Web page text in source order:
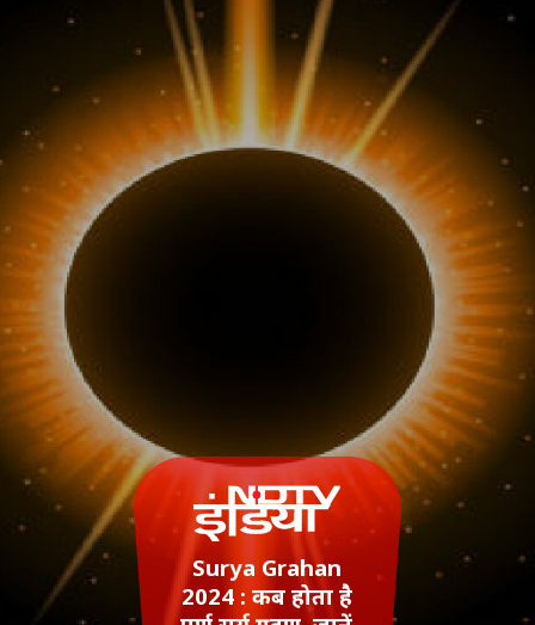
Surya Grahan
2024 : कब होता है